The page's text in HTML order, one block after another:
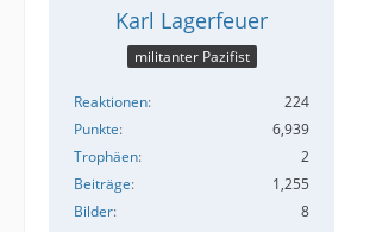
Karl Lagerfeuer
militanter Pazifist
Reaktionen
224
Punkte
6,939
Trophäen
2
Beiträge
1,255
Bilder
8